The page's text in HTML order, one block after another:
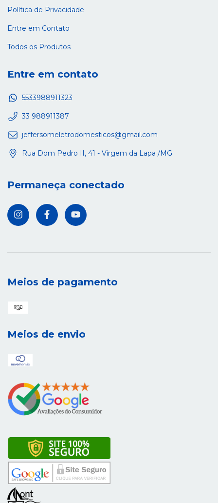
Política de Privacidade
Entre em Contato
Todos os Produtos
Entre em contato
5533988911323
33 988911387
jeffersomeletrodomesticos@gmail.com
Rua Dom Pedro II, 41 - Virgem da Lapa /MG
Permaneça conectado
Meios de pagamento
Meios de envio